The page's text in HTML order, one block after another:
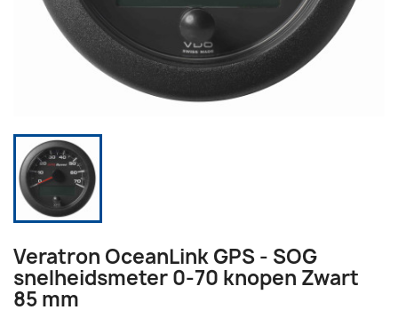
Veratron OceanLink GPS - SOG
snelheidsmeter 0-70 knopen Zwart
85 mm